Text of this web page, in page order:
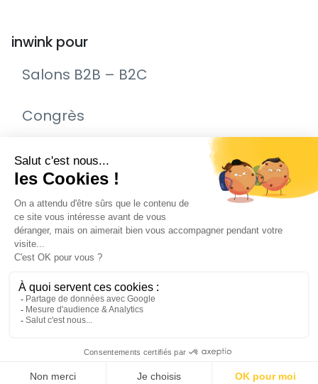
inwink pour
Salons B2B – B2C
Congrès
Remise de prix – Awards
Journée Portes Ouvertes (JPO)